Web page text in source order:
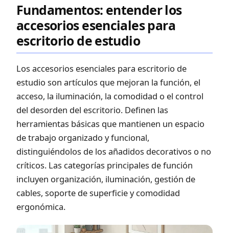
Fundamentos: entender los
accesorios esenciales para
escritorio de estudio
Los accesorios esenciales para escritorio de
estudio son artículos que mejoran la función, el
acceso, la iluminación, la comodidad o el control
del desorden del escritorio. Definen las
herramientas básicas que mantienen un espacio
de trabajo organizado y funcional,
distinguiéndolos de los añadidos decorativos o no
críticos. Las categorías principales de función
incluyen organización, iluminación, gestión de
cables, soporte de superficie y comodidad
ergonómica.